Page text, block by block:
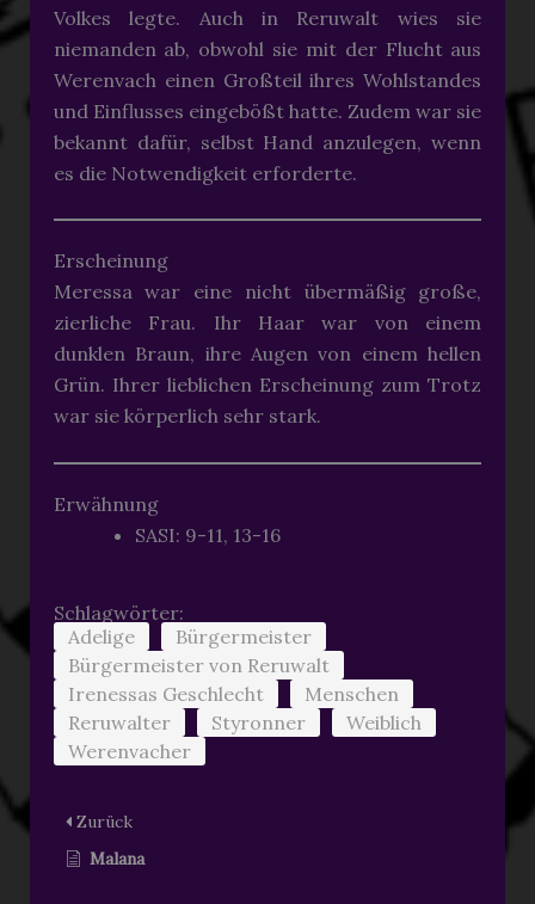
Volkes legte. Auch in Reruwalt wies sie
niemanden ab, obwohl sie mit der Flucht aus
Werenvach einen Großteil ihres Wohlstandes
und Einflusses eingebößt hatte. Zudem war sie
bekannt dafür, selbst Hand anzulegen, wenn
es die Notwendigkeit erforderte.
Erscheinung
Meressa war eine nicht übermäßig große,
zierliche Frau. Ihr Haar war von einem
dunklen Braun, ihre Augen von einem hellen
Grün. Ihrer lieblichen Erscheinung zum Trotz
war sie körperlich sehr stark.
Erwähnung
SASI: 9-11, 13-16
Schlagwörter:
Adelige
Bürgermeister
Bürgermeister von Reruwalt
Irenessas Geschlecht
Menschen
Reruwalter
Styronner
Weiblich
Werenvacher
Zurück
Malana